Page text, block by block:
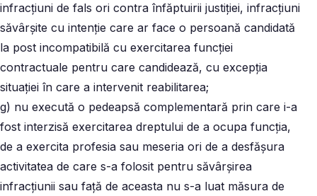
infracţiuni de fals ori contra înfăptuirii justiţiei, infracţiuni
săvârşite cu intenţie care ar face o persoană candidată
la post incompatibilă cu exercitarea funcţiei
contractuale pentru care candidează, cu excepţia
situaţiei în care a intervenit reabilitarea;
g) nu execută o pedeapsă complementară prin care i-a
fost interzisă exercitarea dreptului de a ocupa funcţia,
de a exercita profesia sau meseria ori de a desfăşura
activitatea de care s-a folosit pentru săvârşirea
infracţiunii sau faţă de aceasta nu s-a luat măsura de